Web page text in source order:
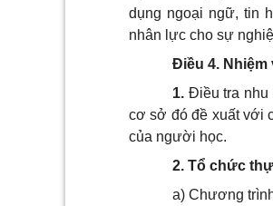
dụng ngoại ngữ, tin
nhân lực cho sự
Điều 4.
1. Điều tra nhu
cơ sở đó đề xuất với
của người học.
2. Tổ chức
a) Chương